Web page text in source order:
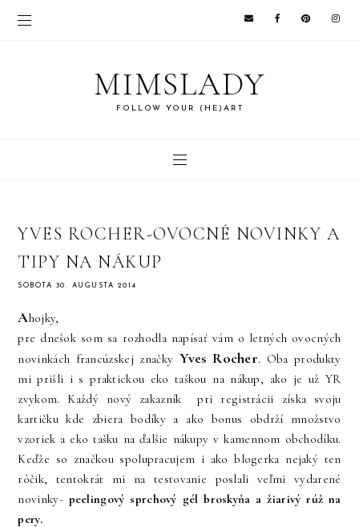
MIMSLADY
FOLLOW YOUR (HE)ART
YVES ROCHER-OVOCNÉ NOVINKY A
TIPY NA NÁKUP
SOBOTA 30. AUGUSTA 2014
Ahojky,
pre dnešok som sa rozhodla napísať vám o letných ovocných
novinkách francúzskej značky Yves Rocher. Oba produkty
mi prišli i s praktickou eko taškou na nákup, ako je už YR
zvykom. Každý nový zakazník pri registrácii získa svoju
kartičku kde zbiera bodíky a ako bonus obdrží množstvo
vzoriek a eko tašku na ďalšie nákupy v kamennom obchodíku.
Keďže so značkou spolupracujem i ako blogerka nejaký ten
rôčik, tentokrát mi na testovanie poslali veľmi vydarené
novinky- peelingový sprchový gél broskyňa a žiarivý rúž na
pery.